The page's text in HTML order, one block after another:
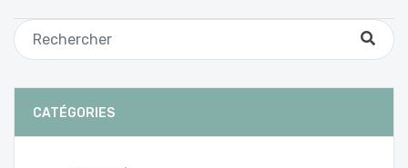
CATÉGORIES